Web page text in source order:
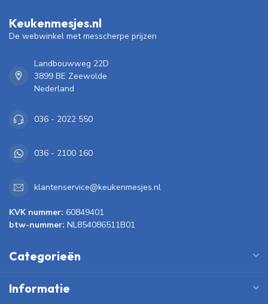
Keukenmesjes.nl
De webwinkel met messcherpe prijzen
Landbouwweg 22D
3899 BE Zeewolde
Nederland
036 - 2022 550
036 - 2100 160
klantenservice@keukenmesjes.nl
KVK nummer: 60849401
btw-nummer: NL854086511B01
Categorieën
Informatie